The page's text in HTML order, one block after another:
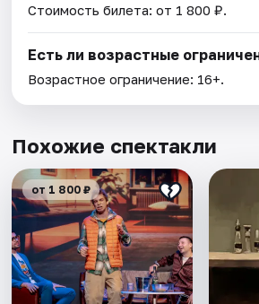
Стоимость билета: от 1 800 ₽.
Есть ли возрастные
Возрастное ограничение: 16+.
Похожие спектакли
от 1 800 ₽